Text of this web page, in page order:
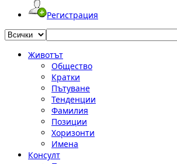
Регистрация
Животът
Общество
Кратки
Пътуване
Тенденции
Фамилия
Позиции
Хоризонти
Имена
Консулт